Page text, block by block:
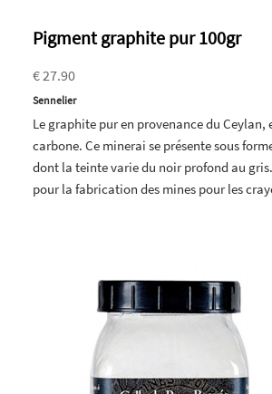
Pigment graphite pur 100gr
€ 27.90
Sennelier
Le graphite pur en provenance du Ceylan,
carbone. Ce minerai se présente sous
dont la teinte varie du noir profond au
pour la fabrication des mines pour les